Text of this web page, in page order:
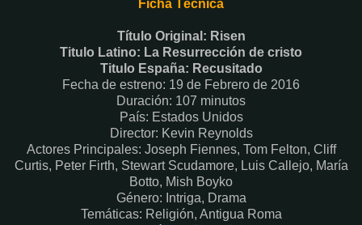
Ficha Técnica
Título Original: Risen
Titulo Latino: La Resurrección de cristo
Titulo España: Recusitado
Fecha de estreno: 19 de Febrero de 2016
Duración: 107 minutos
País: Estados Unidos
Director: Kevin Reynolds
Actores Principales: Joseph Fiennes, Tom Felton, Cliff
Curtis, Peter Firth, Stewart Scudamore, Luis Callejo, María
Botto, Mish Boyko
Género: Intriga, Drama
Temáticas: Religión, Antigua Roma